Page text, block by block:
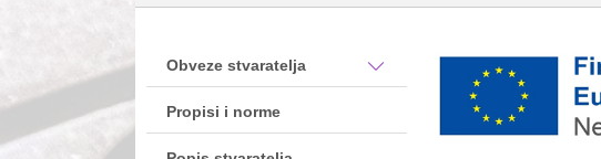
Obveze stvaratelja
Propisi i norme